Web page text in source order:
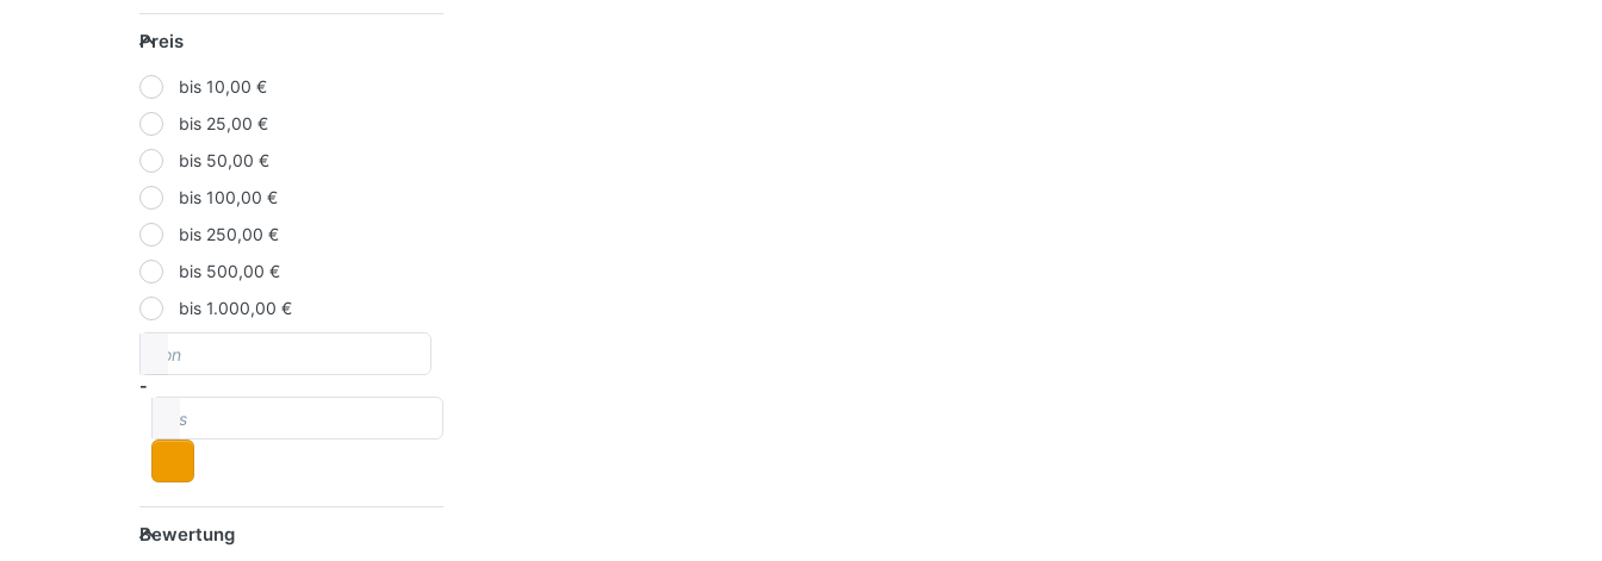
UnitedPacific
WHELEN
Preis
Preis
bis 10,00 €
bis 25,00 €
bis 50,00 €
bis 100,00 €
bis 250,00 €
bis 500,00 €
bis 1.000,00 €
Preisspanne
-
Bewertung
Bewertung